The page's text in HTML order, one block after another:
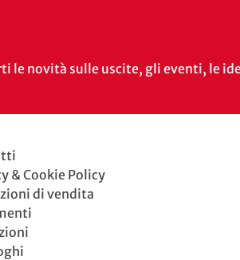
le novità sulle uscite, gli eventi, le
& Cookie Policy
di vendita